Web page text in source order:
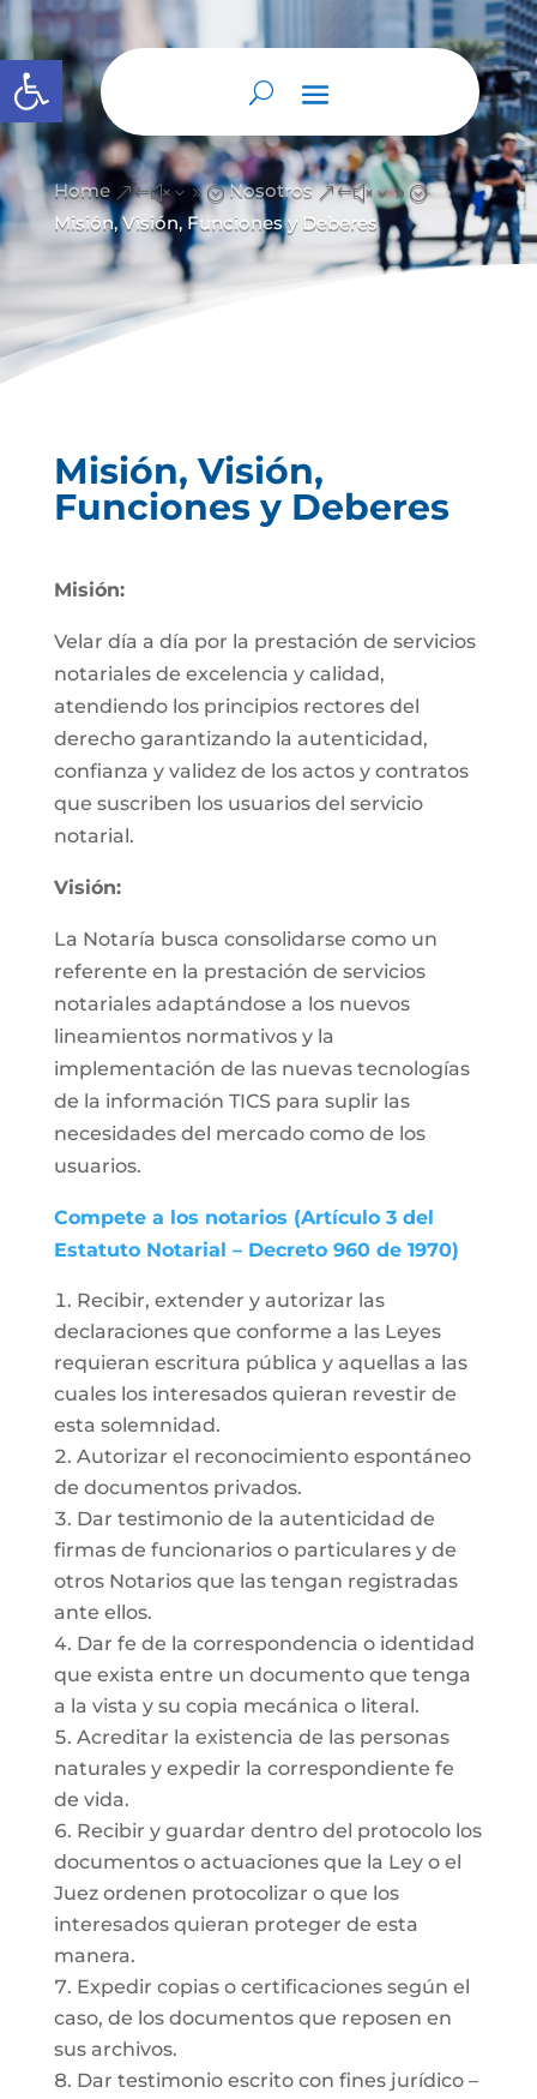
Abrir barra de herramientas
Home &#x39; Nosotros &#x39;
Misión, Visión, Funciones y Deberes
Misión, Visión,
Funciones y Deberes
Misión:
Velar día a día por la prestación de servicios
notariales de excelencia y calidad,
atendiendo los principios rectores del
derecho garantizando la autenticidad,
confianza y validez de los actos y contratos
que suscriben los usuarios del servicio
notarial.
Visión:
La Notaría busca consolidarse como un
referente en la prestación de servicios
notariales adaptándose a los nuevos
lineamientos normativos y la
implementación de las nuevas tecnologías
de la información TICS para suplir las
necesidades del mercado como de los
usuarios.
Compete a los notarios (Artículo 3 del
Estatuto Notarial – Decreto 960 de 1970)
Recibir, extender y autorizar las
declaraciones que conforme a las Leyes
requieran escritura pública y aquellas a las
cuales los interesados quieran revestir de
esta solemnidad.
Autorizar el reconocimiento espontáneo
de documentos privados.
Dar testimonio de la autenticidad de
firmas de funcionarios o particulares y de
otros Notarios que las tengan registradas
ante ellos.
Dar fe de la correspondencia o identidad
que exista entre un documento que tenga
a la vista y su copia mecánica o literal.
Acreditar la existencia de las personas
naturales y expedir la correspondiente fe
de vida.
Recibir y guardar dentro del protocolo los
documentos o actuaciones que la Ley o el
Juez ordenen protocolizar o que los
interesados quieran proteger de esta
manera.
Expedir copias o certificaciones según el
caso, de los documentos que reposen en
sus archivos.
Dar testimonio escrito con fines jurídico –